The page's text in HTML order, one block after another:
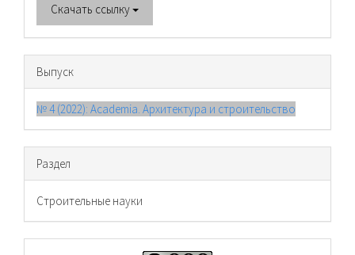
Скачать ссылку
Выпуск
№ 4 (2022): Academia. Архитектура и строительство
Раздел
Cтроительные науки